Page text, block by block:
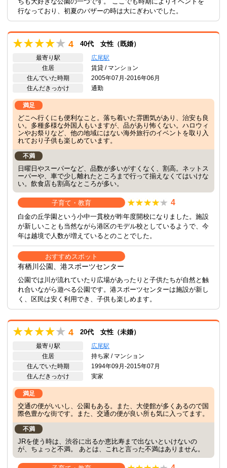
行なっており、初夏のバザーの時は大にぎわいでした。
4 40代 女性（既婚）
最寄り駅
広尾駅
住居
賃貸 / マンション
住んでいた時期
2005年07月-2016年06月
住んだきっかけ
通勤
満足
どこへ行くにも便利なこと。落ち着いた雰囲気があり、治安も良
い。多種多様な外国人もいますが、品があり怖くない。ハロウィ
ンやお祭りなど、他の地域にはない海外旅行のイベントを取り入
れており子供も楽しめています。
不満
日曜日やスーパーなど、品数が多いがすくなく、割高。ネットス
ーパーや、車で少し離れたところまで行って揃えなくてはいけな
い。飲食店も割高なところが多い。
子育て・教育 4
白金の丘学園という小中一貫校が昨年度開校になりました。施設
が新しいことも当然ながら港区のモデル校としているようで、今
年は越境で人数が増えているとのことでした。
おすすめスポット
有栖川公園、港スポーツセンター
公園では川が流れていたり広場があったりと子供たちが自然と触
れ合いながら遊べる公園です。港スポーツセンターは施設が新し
く、区民は安く利用でき、子供も楽しめます。
4 20代 女性（未婚）
最寄り駅
広尾駅
住居
持ち家 / マンション
住んでいた時期
1994年09月-2015年07月
住んだきっかけ
実家
満足
交通の便がいいし、公園もある。また、大使館が多くあるので国
際色豊かな街です。また、交通の便が良い所も気に入ってます。
不満
JRを使う時は、渋谷に出るか恵比寿まで出ないといけないの
が、ちょっと不満。 あとは、これと言った不満はありません。